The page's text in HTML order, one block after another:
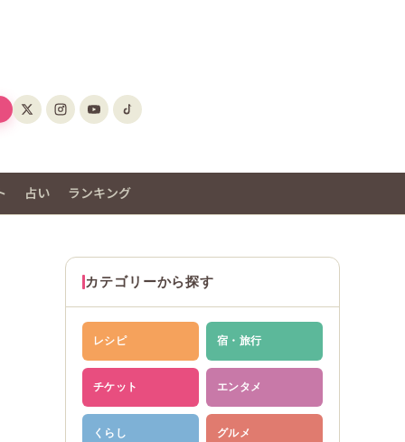
占い ランキング
カテゴリーから探す
レシピ 宿・旅行
チケット エンタメ
くらし グルメ